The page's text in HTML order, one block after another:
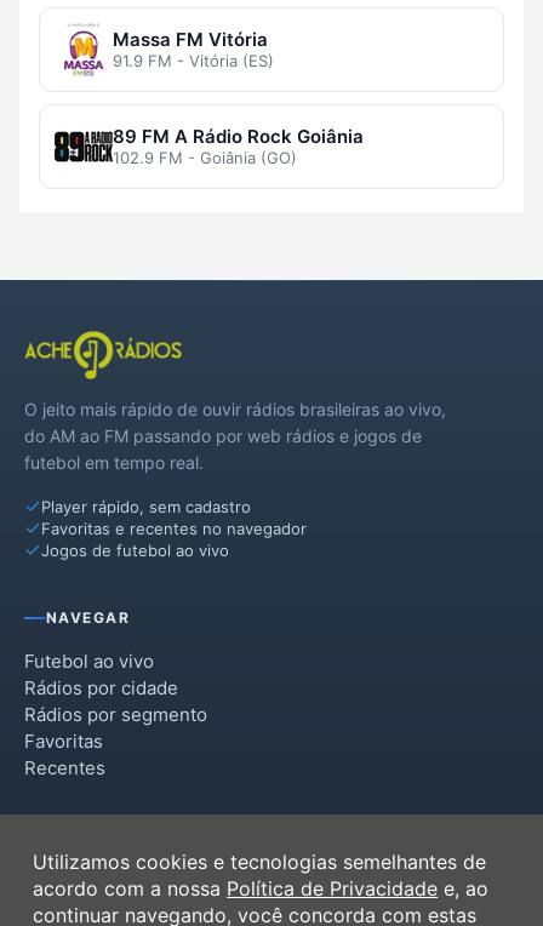
Massa FM Vitória
91.9 FM - Vitória (ES)
89 FM A Rádio Rock Goiânia
102.9 FM - Goiânia (GO)
O jeito mais rápido de ouvir rádios brasileiras ao vivo,
do AM ao FM passando por web rádios e jogos de
futebol em tempo real.
Player rápido, sem cadastro
Favoritas e recentes no navegador
Jogos de futebol ao vivo
NAVEGAR
Futebol ao vivo
Rádios por cidade
Rádios por segmento
Favoritas
Recentes
Termos de Uso
Política de Privacidade
Utilizamos cookies e tecnologias semelhantes de
acordo com a nossa Política de Privacidade e, ao
continuar navegando, você concorda com estas